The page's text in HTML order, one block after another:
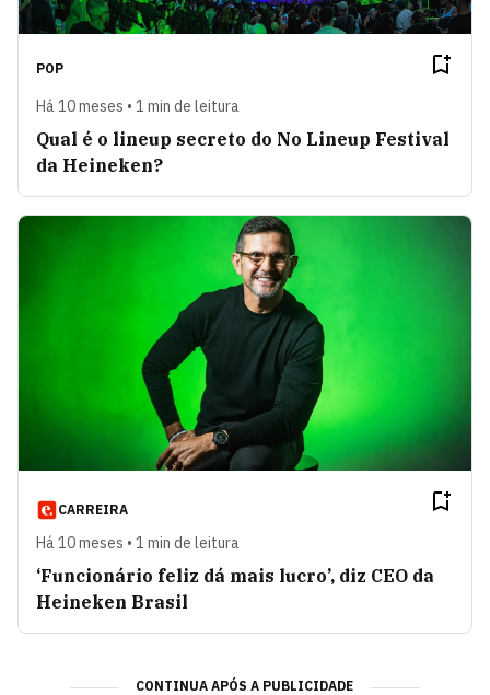
POP
Há 10 meses • 1 min de leitura
Qual é o lineup secreto do No Lineup Festival
da Heineken?
CARREIRA
Há 10 meses • 1 min de leitura
‘Funcionário feliz dá mais lucro’, diz CEO da
Heineken Brasil
CONTINUA APÓS A PUBLICIDADE